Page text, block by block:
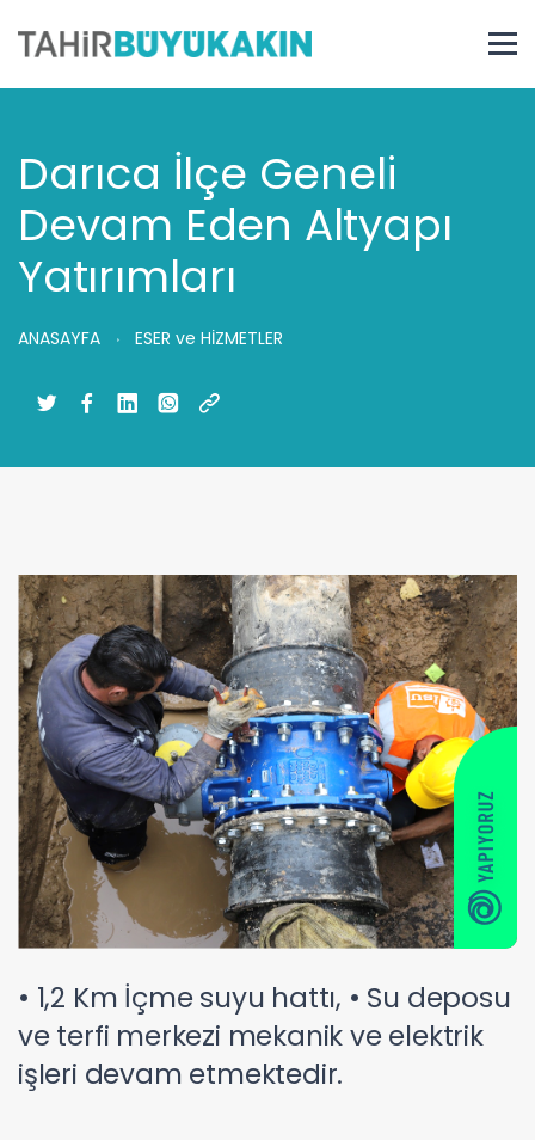
Darıca İlçe Geneli
Devam Eden Altyapı
Yatırımları
ANASAYFA ESER ve HİZMETLER
• 1,2 Km İçme suyu hattı, • Su deposu
ve terfi merkezi mekanik ve elektrik
işleri devam etmektedir.